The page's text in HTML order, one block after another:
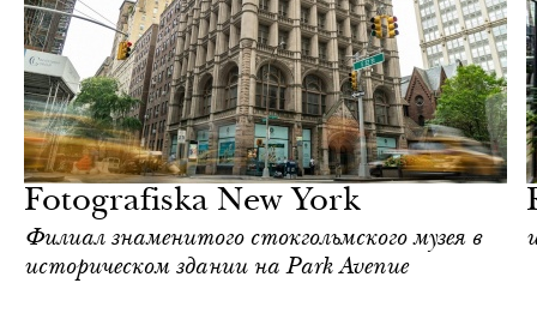
Fotografiska New York
Филиал знаменитого стокгольмского музея в
историческом здании на Park Avenue
Йорк